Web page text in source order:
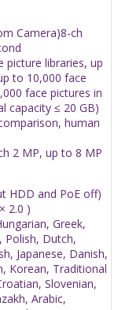
Camera)8-ch
picture libraries, up
to 10,000 face
face pictures in
capacity ≤ 20 GB)
human
2 MP, up to 8 MP
HDD and PoE off)
2.0 )
Greek,
Polish, Dutch,
Japanese, Danish,
Korean, Traditional
Slovenian,
Arabic,